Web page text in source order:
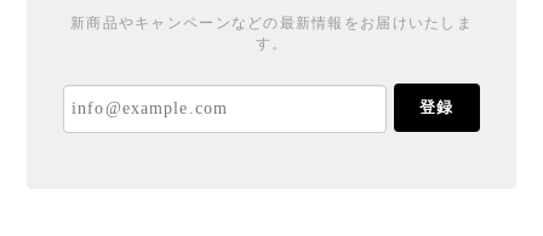
新商品やキャンペーンなどの最新情報をお届けいたしま
す。
登録